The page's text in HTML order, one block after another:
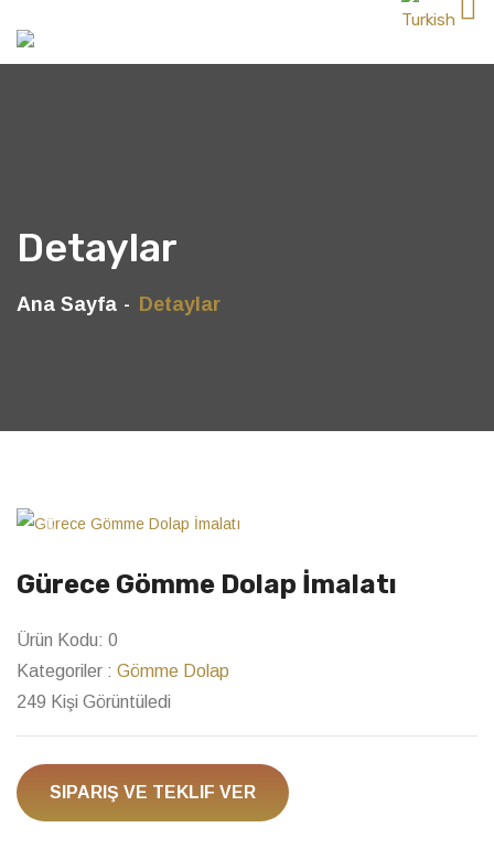
Detaylar
Ana Sayfa Detaylar
Gürece Gömme Dolap İmalatı
Ürün Kodu: 0
Kategoriler : Gömme Dolap
249 Kişi Görüntüledi
SIPARIŞ VE TEKLIF VER